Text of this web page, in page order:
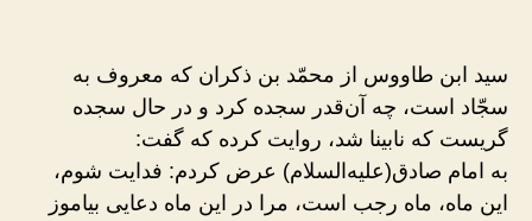
سید ابن طاووس از محمّد بن ذکران که معروف به
سجّاد است، چه آن‌قدر سجده کرد و در حال سجده
گریست که نابینا شد، روایت کرده که گفت:
به امام صادق(علیه‌السلام) عرض کردم: فدایت شوم،
این ماه، ماه رجب است، مرا در این ماه دعایی بیاموز